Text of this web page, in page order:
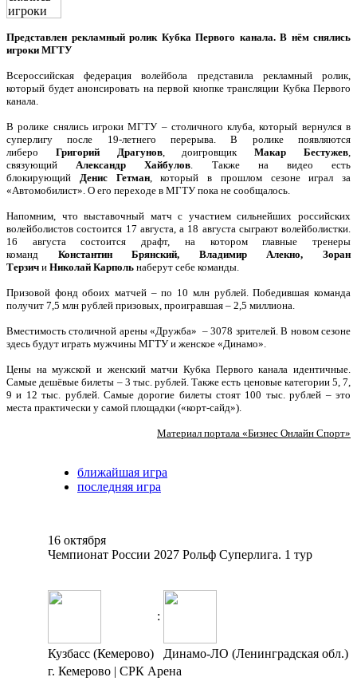
Представлен рекламный ролик Кубка Первого канала. В нём снялись
игроки МГТУ
Всероссийская федерация волейбола представила рекламный ролик,
который будет анонсировать на первой кнопке трансляции Кубка Первого
канала.
В ролике снялись игроки МГТУ – столичного клуба, который вернулся в
суперлигу после 19-летнего перерыва. В ролике появляются
либеро Григорий Драгунов, доигровщикМакар Бестужев,
связующийАлександр Хайбулов. Также на видео есть
блокирующий Денис Гетман, который в прошлом сезоне играл за
«Автомобилист». О его переходе в МГТУ пока не сообщалось.
Напомним, что выставочный матч с участием сильнейших российских
волейболистов состоится 17 августа, а 18 августа сыграют волейболистки.
16 августа состоится драфт, на котором главные тренеры
команд Константин Брянский, Владимир Алекно, Зоран
Терзич и Николай Карполь наберут себе команды.
Призовой фонд обоих матчей – по 10 млн рублей. Победившая команда
получит 7,5 млн рублей призовых, проигравшая – 2,5 миллиона.
Вместимость столичной арены «Дружба» – 3078 зрителей. В новом сезоне
здесь будут играть мужчины МГТУ и женское «Динамо».
Цены на мужской и женский матчи Кубка Первого канала идентичные.
Самые дешёвые билеты – 3 тыс. рублей. Также есть ценовые категории 5, 7,
9 и 12 тыс. рублей. Самые дорогие билеты стоят 100 тыс. рублей – это
места практически у самой площадки («корт-сайд»).
Материал портала «Бизнес Онлайн Спорт»
ближайшая игра
последняя игра
16 октября
Чемпионат России 2027 Рольф Суперлига. 1 тур
:
Кузбасс (Кемерово)
Динамо-ЛО (Ленинградская обл.)
г. Кемерово | СРК Арена